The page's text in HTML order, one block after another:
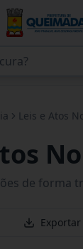
Leis e Atos
de forma
Exportar